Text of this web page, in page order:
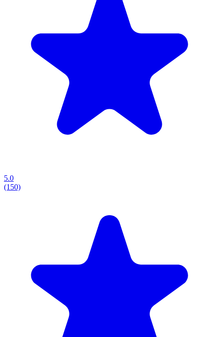
5.0
(150)